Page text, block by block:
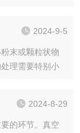
2024-9-5
末或颗粒状物
理需要特别小
2024-8-29
的环节。真空